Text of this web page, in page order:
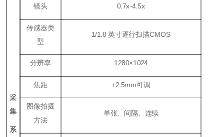
采
集
系
镜头 0.7x-4.5x
传感器类
型
1/1.8 英寸逐行扫描CMOS
分辨率 1280×1024
焦距 ±2.5mm可调
图像拍摄
方法
单张、间隔、连续